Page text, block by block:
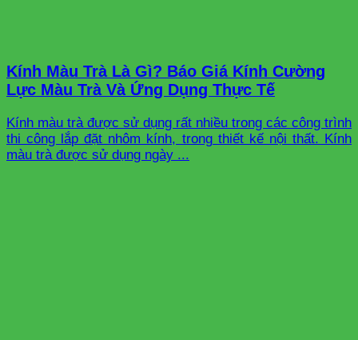
Kính Màu Trà Là Gì? Báo Giá Kính Cường
Lực Màu Trà Và Ứng Dụng Thực Tế
Kính màu trà được sử dụng rất nhiều trong các công trình
thi công lắp đặt nhôm kính, trong thiết kế nội thất. Kính
màu trà được sử dụng ngày ...